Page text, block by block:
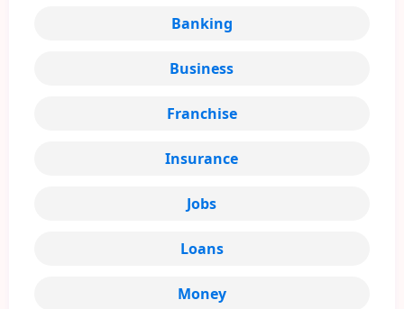
Banking
Business
Franchise
Insurance
Jobs
Loans
Money